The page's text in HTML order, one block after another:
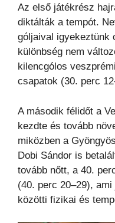
Az első játékrész
diktálták a tempót.
góljaival igyekeztünk
különbség nem
kilencgólos
csapatok (30. perc
A második félidőt a
kezdte és tovább
miközben a
Dobi Sándor is
tovább nőtt, a 40.
(40. perc 20–29),
közötti fizikai és